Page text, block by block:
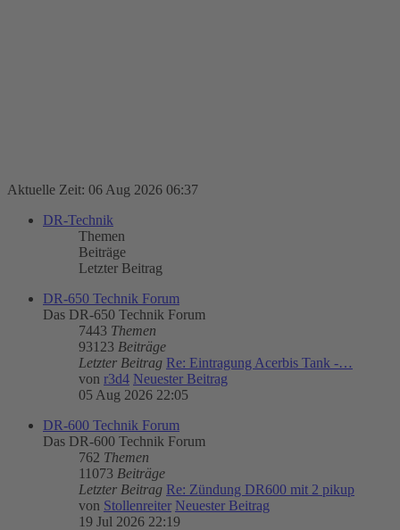
Aktuelle Zeit: 06 Aug 2026 06:37
DR-Technik
Themen
Beiträge
Letzter Beitrag
DR-650 Technik Forum
Das DR-650 Technik Forum
7443 Themen
93123 Beiträge
Letzter Beitrag Re: Eintragung Acerbis Tank -…
von r3d4 Neuester Beitrag
05 Aug 2026 22:05
DR-600 Technik Forum
Das DR-600 Technik Forum
762 Themen
11073 Beiträge
Letzter Beitrag Re: Zündung DR600 mit 2 pikup
von Stollenreiter Neuester Beitrag
19 Jul 2026 22:19